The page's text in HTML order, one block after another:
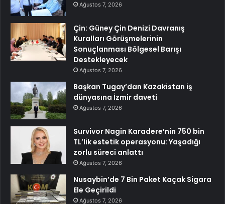
Ağustos 7, 2026
Çin: Güney Çin Denizi Davranış
Kuralları Görüşmelerinin
Sonuçlanması Bölgesel Barışı
Destekleyecek
Ağustos 7, 2026
Başkan Tugay’dan Kazakistan iş
dünyasına İzmir daveti
Ağustos 7, 2026
Survivor Nagin Karadere’nin 750 bin
TL’lik estetik operasyonu: Yaşadığı
zorlu süreci anlattı
Ağustos 7, 2026
Nusaybin’de 7 Bin Paket Kaçak Sigara
Ele Geçirildi
Ağustos 7, 2026